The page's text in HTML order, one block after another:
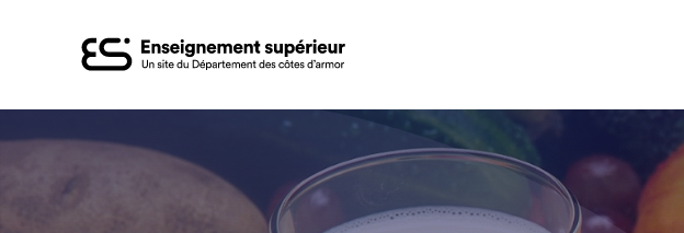
au
principal